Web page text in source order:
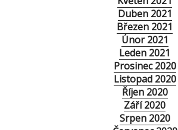
Duben 2021
Březen 2021
Únor 2021
Leden 2021
Prosinec 2020
Listopad 2020
Říjen 2020
Září 2020
Srpen 2020